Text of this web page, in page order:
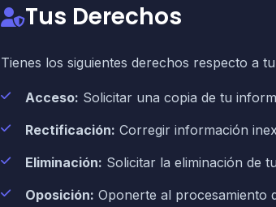
Tus Derechos
Tienes los siguientes derechos respecto a
Acceso: Solicitar una copia de tu
Rectificación: Corregir información
Eliminación: Solicitar la eliminación de
Oposición: Oponerte al procesamiento